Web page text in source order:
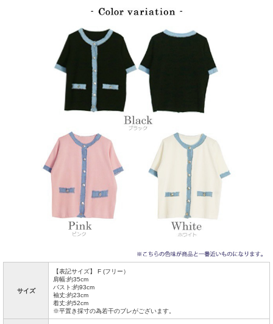
サイズ
【表記サイズ】 F (フリー）
肩幅:約35cm
バスト:約93cm
袖丈:約23cm
着丈:約52cm
※平置き採寸の為若干のブレがございます。